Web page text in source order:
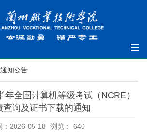
通知公告
年全国计算机等级考试（NCRE）
查询及证书下载的通知
：2026-05-18 浏览： 640